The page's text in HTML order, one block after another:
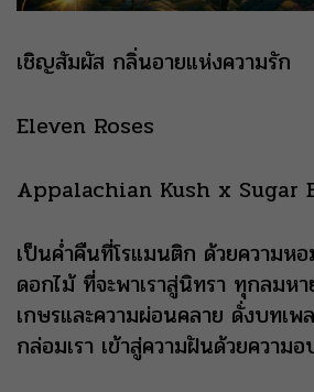
เชิญสัมผัส กลิ่นอายแห่งความรัก
Eleven Roses
Appalachian Kush x Sugar
เป็นค่ำคืนที่โรแมนติก ด้วยความห
ดอกไม้ ที่จะพาเราสู่นิทรา ทุกลมห
เกษรและความผ่อนคลาย ดั่งบทเพ
กล่อมเรา เข้าสู่ความฝันด้วยความ